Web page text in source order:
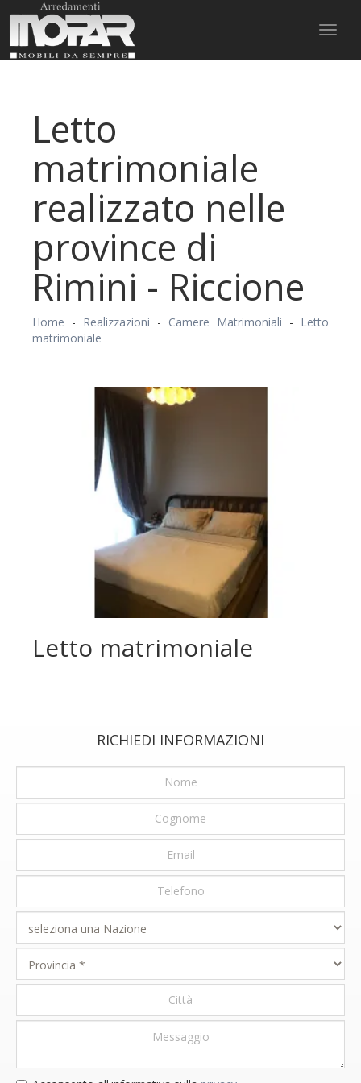
Letto
matrimoniale
realizzato nelle
province di
Rimini - Riccione
Home - Realizzazioni - Camere Matrimoniali - Letto
matrimoniale
Letto matrimoniale
RICHIEDI INFORMAZIONI